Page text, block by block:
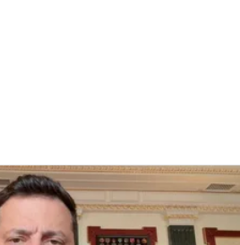
Зеленский об
системе FREYJA,
и поддержке аграриев.
к совместному